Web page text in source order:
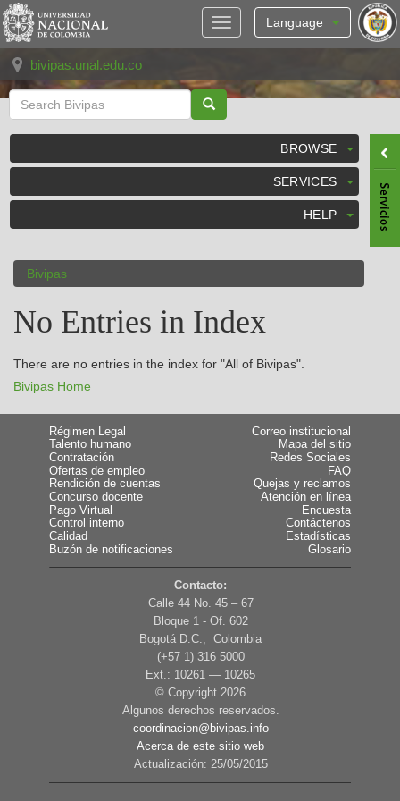
Skip
navigation
Language
bivipas.unal.edu.co
BROWSE
SERVICES
HELP
Bivipas
No Entries in Index
There are no entries in the index for "All of Bivipas".
Bivipas Home
Régimen Legal
Talento humano
Contratación
Ofertas de empleo
Rendición de cuentas
Concurso docente
Pago Virtual
Control interno
Calidad
Buzón de notificaciones
Correo institucional
Mapa del sitio
Redes Sociales
FAQ
Quejas y reclamos
Atención en línea
Encuesta
Contáctenos
Estadísticas
Glosario
Contacto:
Calle 44 No. 45 – 67
Bloque 1 - Of. 602
Bogotá D.C., Colombia
(+57 1) 316 5000
Ext.: 10261 — 10265
© Copyright 2026
Algunos derechos reservados.
coordinacion@bivipas.info
Acerca de este sitio web
Actualización: 25/05/2015